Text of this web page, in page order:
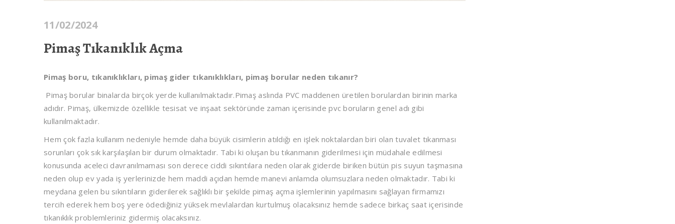
11/02/2024
Pimaş Tıkanıklık Açma
Pimaş boru, tıkanıklıkları, pimaş gider tıkanıklıkları, pimaş borular neden tıkanır?
Pimaş borular binalarda birçok yerde kullanılmaktadır.Pimaş aslında PVC maddenen üretilen borulardan birinin marka
adıdır. Pimaş, ülkemizde özellikle tesisat ve inşaat sektöründe zaman içerisinde pvc boruların genel adı gibi
kullanılmaktadır.
Hem çok fazla kullanım nedeniyle hemde daha büyük cisimlerin atıldığı en işlek noktalardan biri olan tuvalet tıkanması
sorunları çok sık karşılaşılan bir durum olmaktadır. Tabi ki oluşan bu tıkanmanın giderilmesi için müdahale edilmesi
konusunda aceleci davranılmaması son derece ciddi sıkıntılara neden olarak giderde biriken bütün pis suyun taşmasına
neden olup ev yada iş yerlerinizde hem maddi açıdan hemde manevi anlamda olumsuzlara neden olmaktadır. Tabi ki
meydana gelen bu sıkıntıların giderilerek sağlıklı bir şekilde pimaş açma işlemlerinin yapılmasını sağlayan firmamızı
tercih ederek hem boş yere ödediğiniz yüksek mevlalardan kurtulmuş olacaksınız hemde sadece birkaç saat içerisinde
tıkanıklık problemleriniz gidermiş olacaksınız.